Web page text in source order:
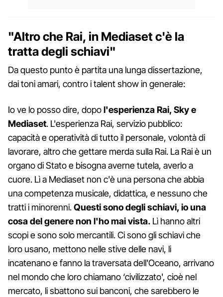
"Altro che Rai, in Mediaset c'è la
tratta degli schiavi"
Da questo punto è partita una lunga dissertazione,
dai toni amari, contro i talent show in generale:
Io ve lo posso dire, dopol'esperienza Rai, Sky e
Mediaset. L'esperienza Rai, servizio pubblico:
capacità e operatività di tutto il personale, volontà di
lavorare, altro che gettare merda sulla Rai. La Rai è un
organo di Stato e bisogna averne tutela, averlo a
cuore. Lì a Mediaset non c'è una persona che abbia
una competenza musicale, didattica, e nessuno che
tratti i minorenni.Questi sono degli schiavi, io una
cosa del genere non l'ho mai vista. Lì hanno altri
scopi e sono solo mercantili. Ci sono gli schiavi che
loro usano, mettono nelle stive delle navi, li
incatenano e fanno la traversata dell'Oceano, arrivano
nel mondo che loro chiamano ‘civilizzato', cioè nel
mercato, li sbattono sui banconi, che sarebbero le